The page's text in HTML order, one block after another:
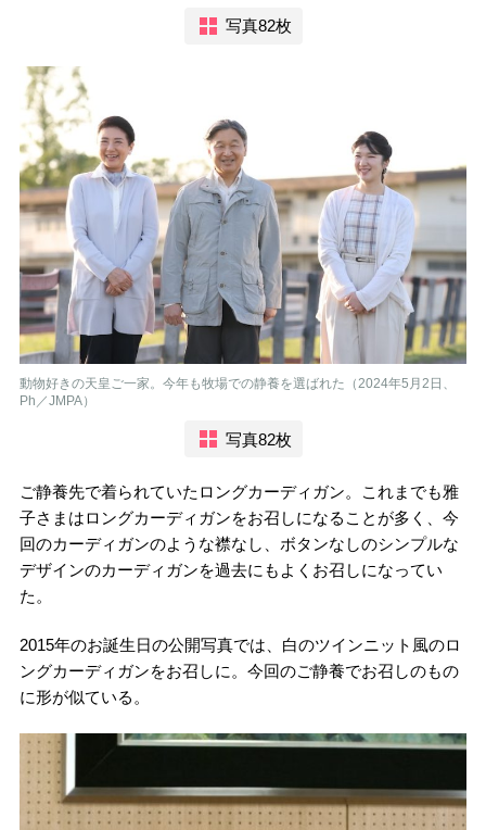
写真82枚
動物好きの天皇ご一家。今年も牧場での静養を選ばれた（2024年5月2日、
Ph／JMPA）
写真82枚
ご静養先で着られていたロングカーディガン。これまでも雅
子さまはロングカーディガンをお召しになることが多く、今
回のカーディガンのような襟なし、ボタンなしのシンプルな
デザインのカーディガンを過去にもよくお召しになってい
た。
2015年のお誕生日の公開写真では、白のツインニット風のロ
ングカーディガンをお召しに。今回のご静養でお召しのもの
に形が似ている。